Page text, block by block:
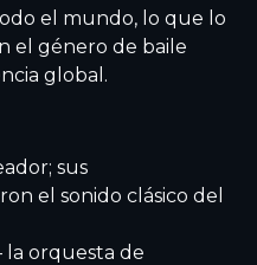
el mundo, lo que lo
el género de baile
global.
sus
el sonido clásico del
orquesta de